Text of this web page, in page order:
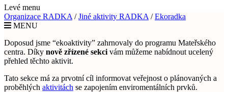
Levé menu
Organizace RADKA /Jiné aktivity RADKA /Ekoradka
MENU
Doposud jsme “ekoaktivity” zahrnovaly do programu Mateřského
centra. Díky nově zřízené sekci vám můžeme nabídnout ucelený
přehled těchto aktivit.
Tato sekce má za prvotní cíl informovat veřejnost o plánovaných a
proběhlých aktivitách se zapojením enviromentálních prvků.